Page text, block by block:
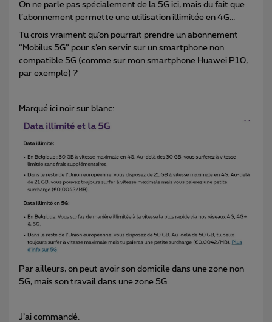
On ne parle pas spécialement de la 5G ici, mais du fait que
l’abonnement permette une utilisation illimitée en 4G...
Tu crois vraiment qu’on pourrait prendre un abonnement
“Mobilus 5G” pour s’en servir sur un smartphone non
compatible 5G (comme sur mon smartphone Huawei P10,
par exemple) ?
Marqué ici noir sur blanc:
Par ailleurs, on peut avoir son domicile dans une zone non
5G, mais son travail dans une zone 5G.
J’ai commandé.